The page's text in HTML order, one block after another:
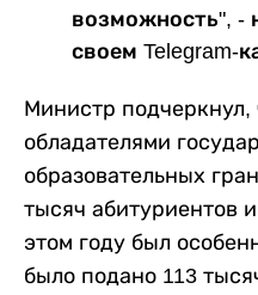
возможность", -
своем Telegram-
Министр подчеркнул,
обладателями
образовательных
тысяч абитуриентов
этом году был
было подано 113